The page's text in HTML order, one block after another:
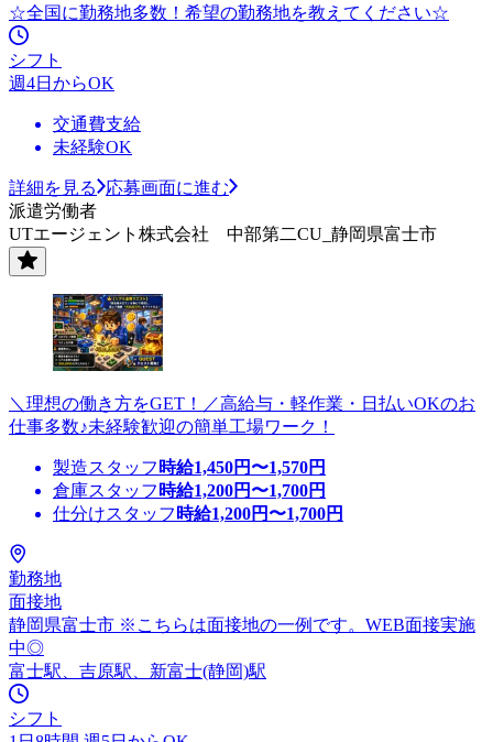
☆全国に勤務地多数！希望の勤務地を教えてください☆
シフト
週4日からOK
交通費支給
未経験OK
詳細を見る
応募画面に進む
派遣労働者
UTエージェント株式会社 中部第二CU_静岡県富士市
＼理想の働き方をGET！／高給与・軽作業・日払いOKのお
仕事多数♪未経験歓迎の簡単工場ワーク！
製造スタッフ 時給1,450円〜1,570円
倉庫スタッフ 時給1,200円〜1,700円
仕分けスタッフ 時給1,200円〜1,700円
勤務地
面接地
静岡県富士市 ※こちらは面接地の一例です。WEB面接実施
中◎
富士駅、吉原駅、新富士(静岡)駅
シフト